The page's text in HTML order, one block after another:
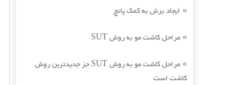
» ایجاد برش به کمک پانچ
» مراحل کاشت مو به روش SUT
»
مراحل کاشت مو به روش SUT جز جدیدترین روش
کاشت است